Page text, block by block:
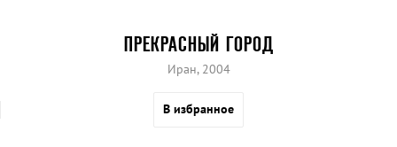
ПРЕКРАСНЫЙ ГОРОД
Иран, 2004
В избранное